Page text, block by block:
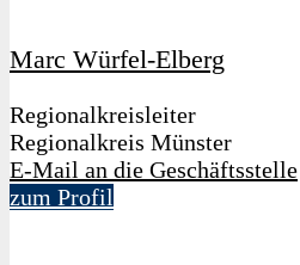
Marc Würfel-Elberg
Regionalkreisleiter
Regionalkreis Münster
E-Mail an die Geschäftsstelle
zum Profil